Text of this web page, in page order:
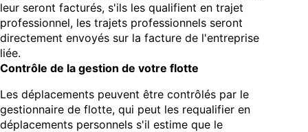
leur seront facturés, s'ils les qualifient en trajet
professionnel, les trajets professionnels seront
directement envoyés sur la facture de l'entreprise
liée.
Contrôle de la gestion de votre flotte
Les déplacements peuvent être contrôlés par le
gestionnaire de flotte, qui peut les requalifier en
déplacements personnels s'il estime que le